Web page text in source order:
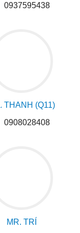
0937595438
THANH (Q11)
0908028408
MR. TRÍ